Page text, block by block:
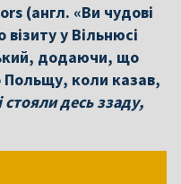
(англ. «Ви чудові
візиту у Вільнюсі
додаючи, що
коли казав,
стояли десь ззаду,